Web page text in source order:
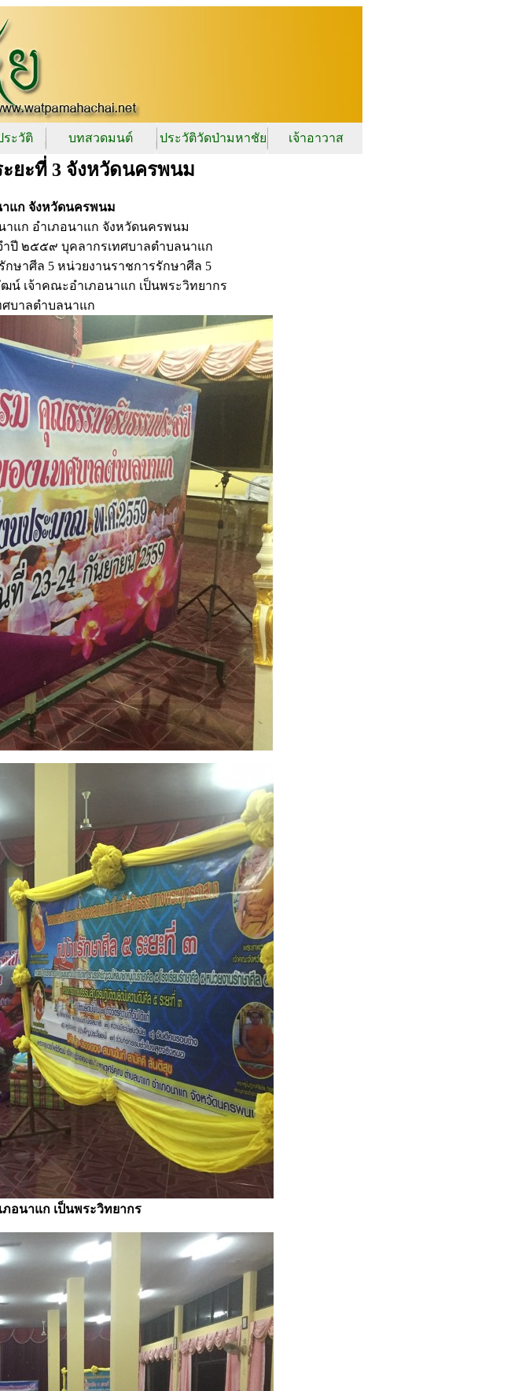
ะวัติ บทสวดมนต์ ประวัติวัดป่ามหาชัย เจ้าอาวาส
ยะที่ 3 จังหวัดนครพนม
าแก จังหวัดนครพนม
าแก อำเภอนาแก จังหวัดนครพนม
ปี ๒๕๕๙ บุคลากรเทศบาลตำบลนาแก
ษาศีล 5 หน่วยงานราชการรักษาศีล 5
น์ เจ้าคณะอำเภอนาแก เป็นพระวิทยากร
บาลตำบลนาแก
อนาแก เป็นพระวิทยากร